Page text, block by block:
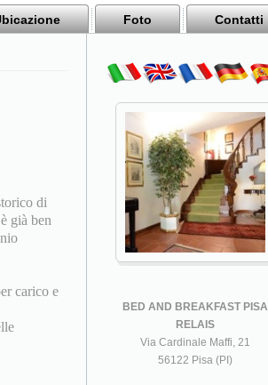
Foto Contatti
di
già ben
carico e
BED AND BREAKFAST PISA
RELAIS
Via Cardinale Maffi, 21
56122 Pisa (PI)